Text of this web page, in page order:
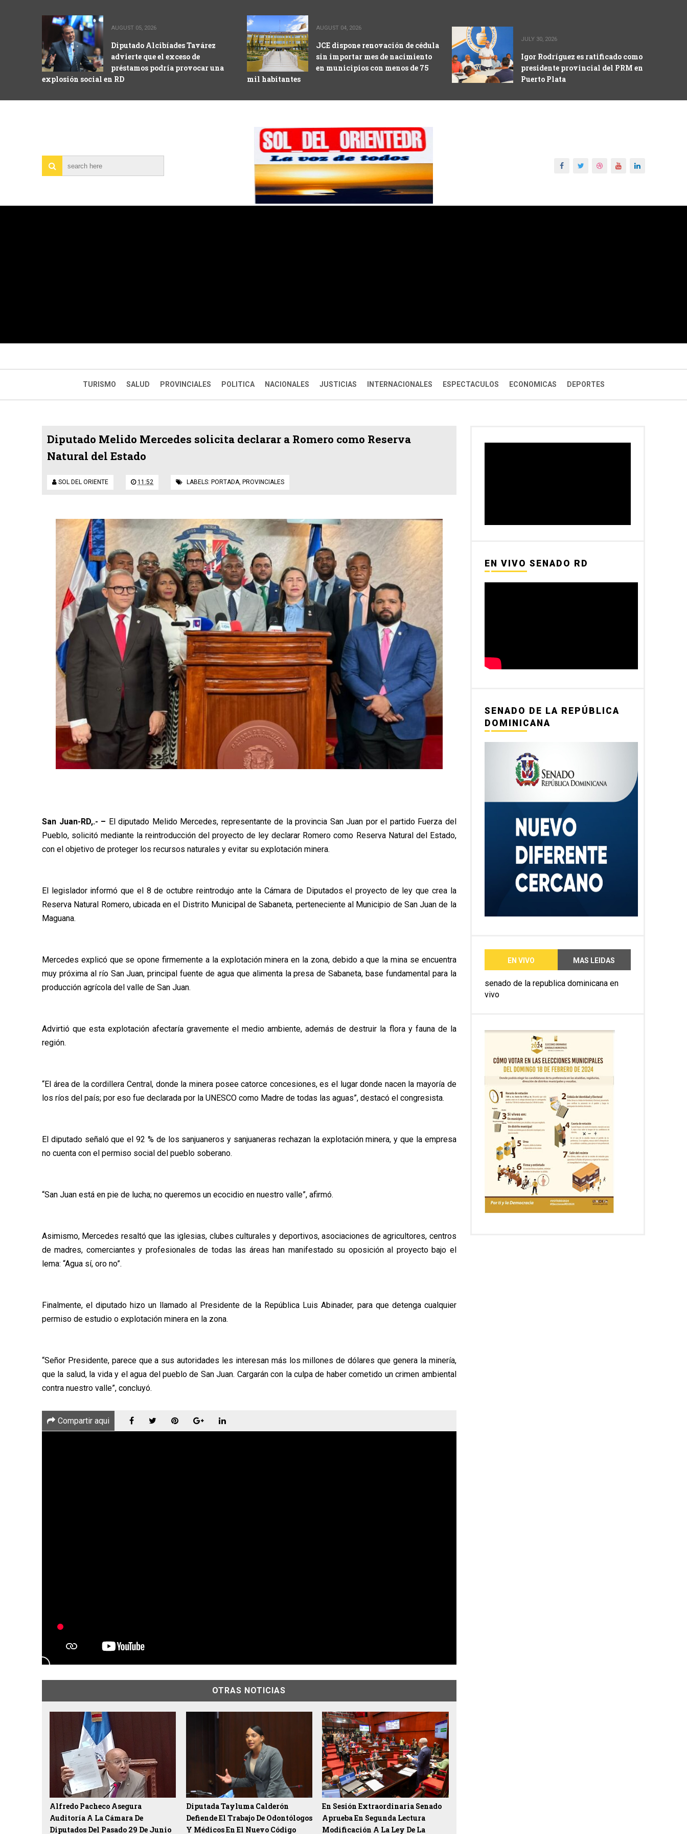
AUGUST 05, 2026
Diputado Alcibíades Tavárez
advierte que el exceso de
préstamos podría provocar una
explosión social en RD
AUGUST 04, 2026
JCE dispone renovación de cédula
sin importar mes de nacimiento
en municipios con menos de 75
mil habitantes
JULY 30, 2026
Igor Rodríguez es ratificado como
presidente provincial del PRM en
Puerto Plata
TURISMO SALUD PROVINCIALES POLITICA NACIONALES JUSTICIAS INTERNACIONALES ESPECTACULOS ECONOMICAS DEPORTES
Diputado Melido Mercedes solicita declarar a Romero como Reserva
Natural del Estado
SOL DEL ORIENTE 11:52 LABELS: PORTADA PROVINCIALES
San Juan-RD,.- – El diputado Melido Mercedes, representante de la provincia San Juan por el partido Fuerza del
Pueblo, solicitó mediante la reintroducción del proyecto de ley declarar Romero como Reserva Natural del Estado,
con el objetivo de proteger los recursos naturales y evitar su explotación minera.
El legislador informó que el 8 de octubre reintrodujo ante la Cámara de Diputados el proyecto de ley que crea la
Reserva Natural Romero, ubicada en el Distrito Municipal de Sabaneta, perteneciente al Municipio de San Juan de la
Maguana.
Mercedes explicó que se opone firmemente a la explotación minera en la zona, debido a que la mina se encuentra
muy próxima al río San Juan, principal fuente de agua que alimenta la presa de Sabaneta, base fundamental para la
producción agrícola del valle de San Juan.
Advirtió que esta explotación afectaría gravemente el medio ambiente, además de destruir la flora y fauna de la
región.
“El área de la cordillera Central, donde la minera posee catorce concesiones, es el lugar donde nacen la mayoría de
los ríos del país; por eso fue declarada por la UNESCO como Madre de todas las aguas”, destacó el congresista.
El diputado señaló que el 92 % de los sanjuaneros y sanjuaneras rechazan la explotación minera, y que la empresa
no cuenta con el permiso social del pueblo soberano.
“San Juan está en pie de lucha; no queremos un ecocidio en nuestro valle”, afirmó.
Asimismo, Mercedes resaltó que las iglesias, clubes culturales y deportivos, asociaciones de agricultores, centros
de madres, comerciantes y profesionales de todas las áreas han manifestado su oposición al proyecto bajo el
lema: “Agua sí, oro no”.
Finalmente, el diputado hizo un llamado al Presidente de la República Luis Abinader, para que detenga cualquier
permiso de estudio o explotación minera en la zona.
“Señor Presidente, parece que a sus autoridades les interesan más los millones de dólares que genera la minería,
que la salud, la vida y el agua del pueblo de San Juan. Cargarán con la culpa de haber cometido un crimen ambiental
contra nuestro valle”, concluyó.
Compartir aqui
OTRAS NOTICIAS
Alfredo Pacheco Asegura
Auditoría A La Cámara De
Diputados Del Pasado 29 De Junio
Diputada Tayluma Calderón
Defiende El Trabajo De Odontólogos
Y Médicos En El Nuevo Código
En Sesión Extraordinaria Senado
Aprueba En Segunda Lectura
Modificación A La Ley De La
EN VIVO SENADO RD
SENADO DE LA REPÚBLICA
DOMINICANA
EN VIVO MAS LEIDAS
senado de la republica dominicana en
vivo